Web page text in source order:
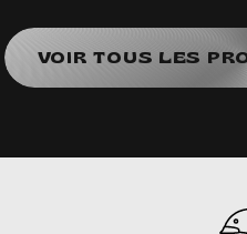
VOIR TOUS LES